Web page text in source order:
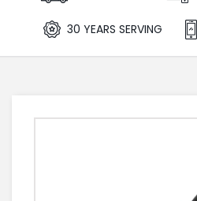
30 YEARS SERVING